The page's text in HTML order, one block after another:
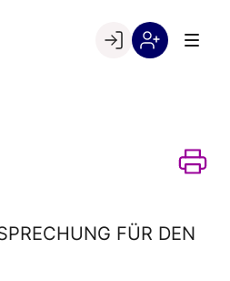
FÜR DEN